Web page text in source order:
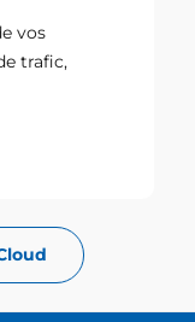
vos
trafic,